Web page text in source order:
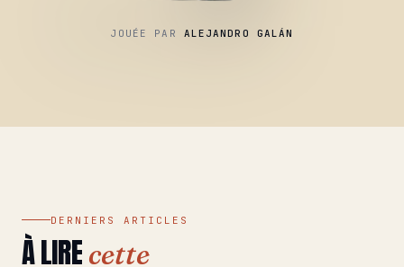
JOUÉE PAR ALEJANDRO GALÁN
DERNIERS ARTICLES
À LIRE cette